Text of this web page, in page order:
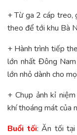
+ Từ ga 2 cáp treo,
theo để tới khu Bà
+ Hành trình tiếp
lớn nhất Đông
lớn nhỏ dành cho
+ Chụp ảnh kỉ
khí thoáng mát của
Buổi tối: Ăn tối tại